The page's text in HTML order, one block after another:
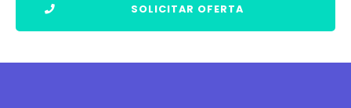
SOLICITAR OFERTA